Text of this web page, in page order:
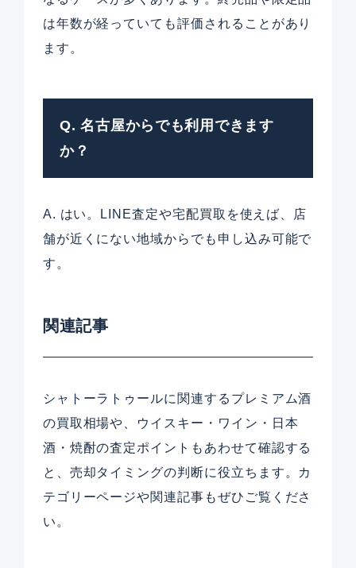
は年数が経っていても評価されることがあり
ます。
Q. 名古屋からでも利用できます
か？
A. はい。LINE査定や宅配買取を使えば、店
舗が近くにない地域からでも申し込み可能で
す。
関連記事
シャトーラトゥールに関連するプレミアム酒
の買取相場や、ウイスキー・ワイン・日本
酒・焼酎の査定ポイントもあわせて確認する
と、売却タイミングの判断に役立ちます。カ
テゴリーページや関連記事もぜひご覧くださ
い。